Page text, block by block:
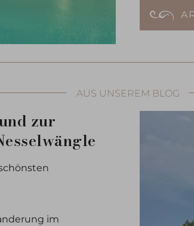
AUS UNSEREM BLOG
zur
im